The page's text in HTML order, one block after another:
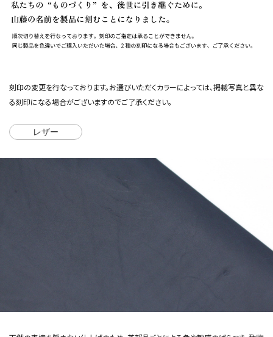
刻印の変更を行なっております。お選びいただくカラーによっては、掲載写真と異な
る刻印になる場合がございますのでご了承ください。
レザー